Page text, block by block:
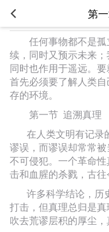
第
任何事物都不是孤
续，同时又预示未来
同时也作用于遥远。
首先必须要了解人类
存的环境。
第一节 追溯真理
在人类文明有记录
谬误，而谬误却常常
不可侵犯。一个革命
击和血腥的杀戮，古往
许多科学结论，历
打击，但真理总归是
吹去荒谬层积的厚尘，